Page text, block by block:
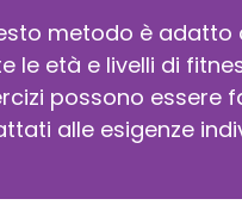
metodo è adatto
le età e livelli di
possono essere
alle esigenze